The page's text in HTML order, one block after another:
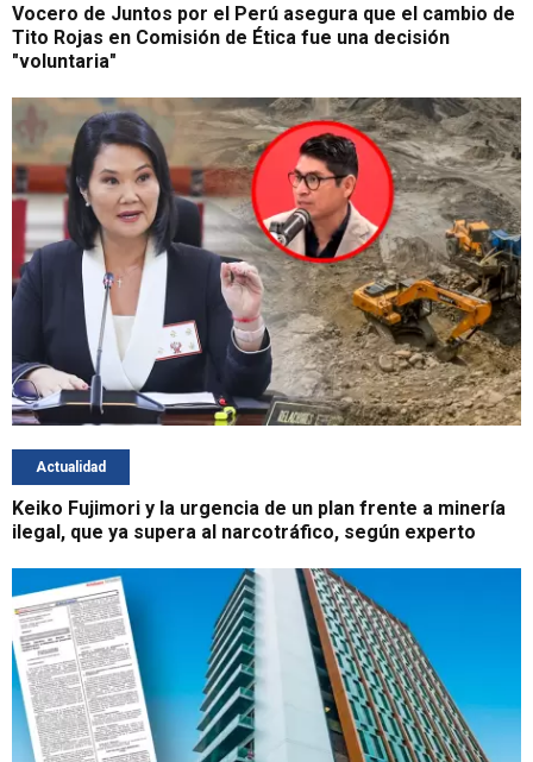
Vocero de Juntos por el Perú asegura que el cambio de
Tito Rojas en Comisión de Ética fue una decisión
"voluntaria"
Actualidad
Keiko Fujimori y la urgencia de un plan frente a minería
ilegal, que ya supera al narcotráfico, según experto